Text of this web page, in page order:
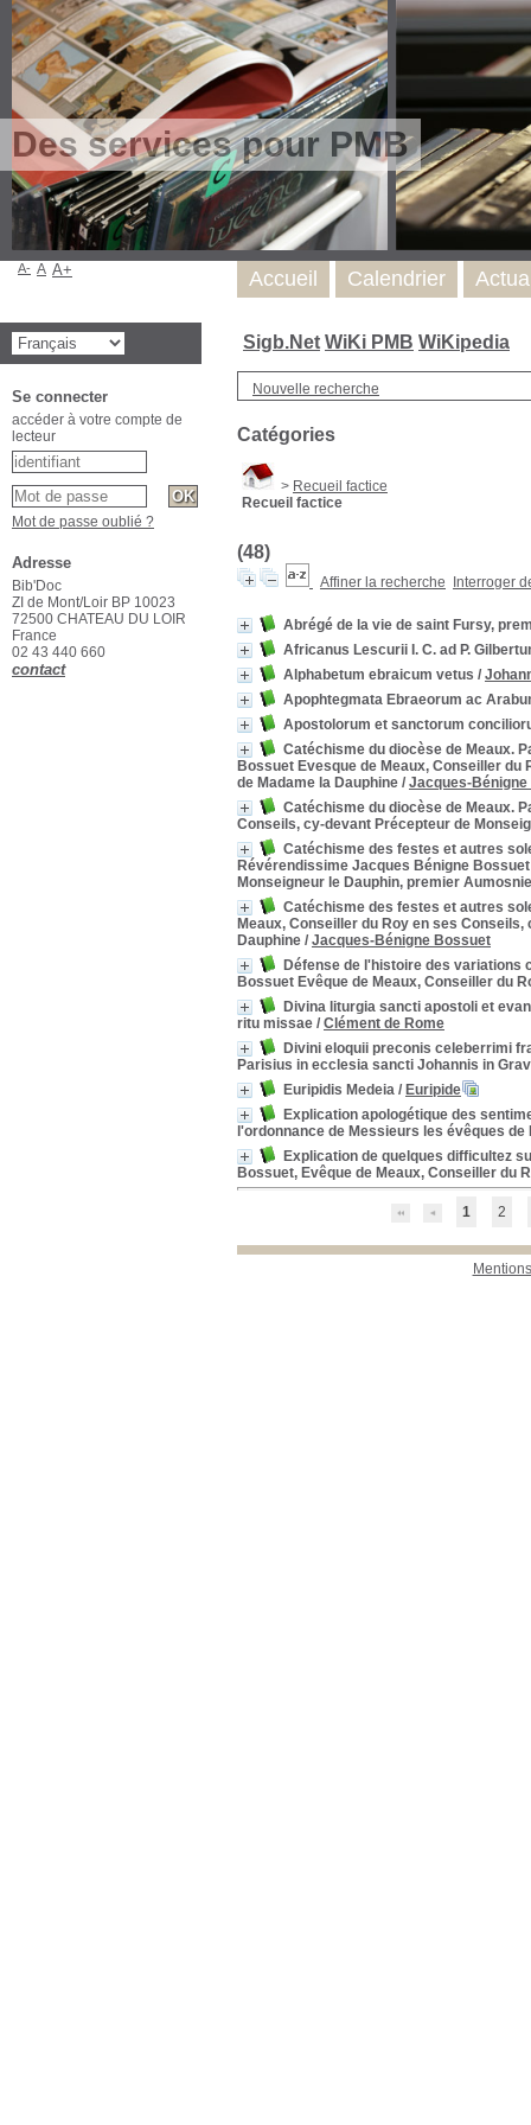
Des services pour PMB
Sigb.Net WiKi PMB WiKipedia
Nouvelle recherche
Catégories
> Recueil factice
Recueil factice
(48)
Affiner la recherche Interroger
Abrégé de la vie de saint Fursy,
Africanus Lescurii I. C. ad P.
Alphabetum ebraicum vetus /
Apophtegmata Ebraeorum ac
Apostolorum et sanctorum
Catéchisme du diocèse de Meaux.
Bossuet Evesque de Meaux, Conseiller
de Madame la Dauphine / Jacques-
Catéchisme du diocèse de Meaux.
Conseils, cy-devant Précepteur de
Catéchisme des festes et autres
Révérendissime Jacques Bénigne
Monseigneur le Dauphin, premier
Catéchisme des festes et autres
Meaux, Conseiller du Roy en ses
Dauphine / Jacques-Bénigne Bossuet
Défense de l'histoire des variations
Bossuet Evêque de Meaux, Conseiller du
Divina liturgia sancti apostoli et
ritu missae / Clément de Rome
Divini eloquii preconis celeberrimi
Parisius in ecclesia sancti Johannis in
Euripidis Medeia / Euripide
Explication apologétique des
l'ordonnance de Messieurs les évêques
Explication de quelques difficultez
Bossuet, Evêque de Meaux, Conseiller du
1 2
Accueil Calendrier
A- A A+
Se connecter
accéder à votre compte de
lecteur
Mot de passe oublié ?
Adresse
Bib'Doc
ZI de Mont/Loir BP 10023
72500 CHATEAU DU LOIR
France
02 43 440 660
contact